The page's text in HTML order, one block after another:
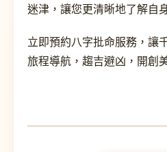
迷津，讓您更清晰地了解自
立即預約八字批命服務，讓
旅程導航，趨吉避凶，開創